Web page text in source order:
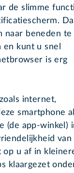
de slimme
naar beneden te
kunt u snel
is erg
internet,
smartphone
(de app-winkel)
van
op u af in
klaargezet